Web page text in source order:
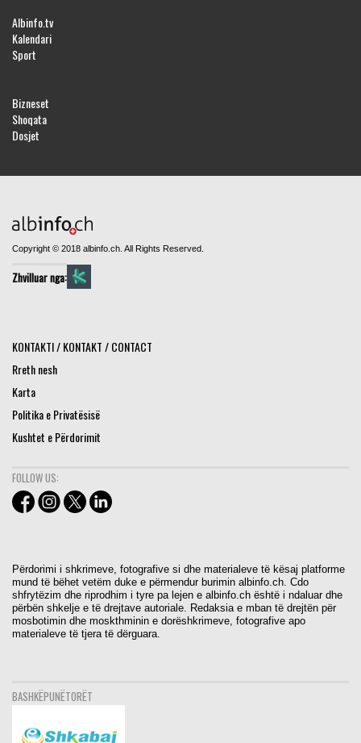
Albinfo.tv
Kalendari
Sport
Bizneset
Shoqata
Dosjet
Copyright © 2018 albinfo.ch. All Rights Reserved.
Zhvilluar nga:
KONTAKTI / KONTAKT / CONTACT
Rreth nesh
Karta
Politika e Privatësisë
Kushtet e Përdorimit
FOLLOW US:
Përdorimi i shkrimeve, fotografive si dhe materialeve të kësaj platforme
mund të bëhet vetëm duke e përmendur burimin albinfo.ch. Cdo
shfrytëzim dhe riprodhim i tyre pa lejen e albinfo.ch është i ndaluar dhe
përbën shkelje e të drejtave autoriale. Redaksia e mban të drejtën për
mosbotimin dhe moskthminin e dorëshkrimeve, fotografive apo
materialeve të tjera të dërguara.
BASHKËPUNËTORËT